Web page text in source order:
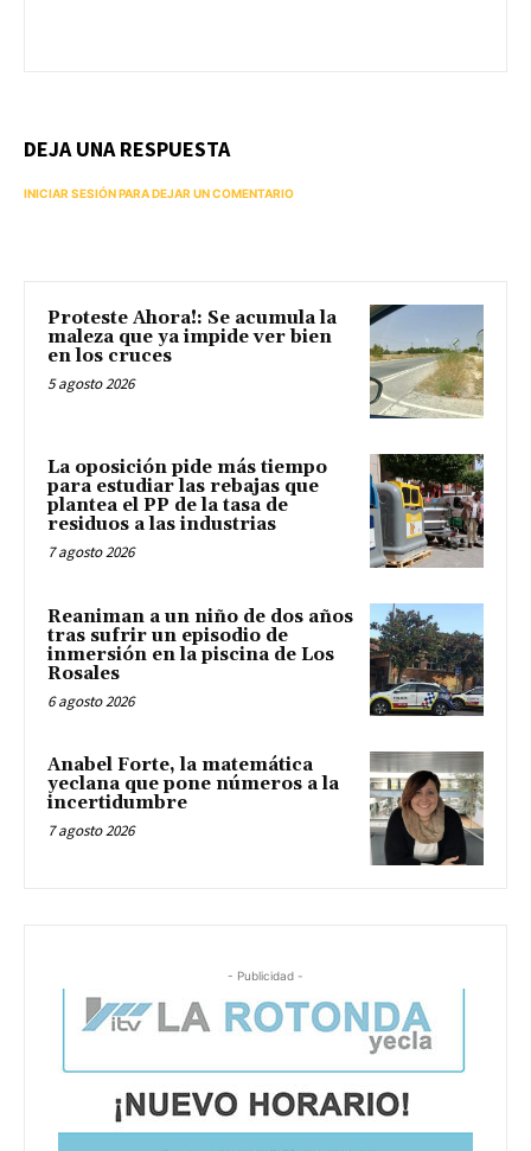
DEJA UNA RESPUESTA
INICIAR SESIÓN PARA DEJAR UN COMENTARIO
Proteste Ahora!: Se acumula la
maleza que ya impide ver bien
en los cruces
5 agosto 2026
La oposición pide más tiempo
para estudiar las rebajas que
plantea el PP de la tasa de
residuos a las industrias
7 agosto 2026
Reaniman a un niño de dos años
tras sufrir un episodio de
inmersión en la piscina de Los
Rosales
6 agosto 2026
Anabel Forte, la matemática
yeclana que pone números a la
incertidumbre
7 agosto 2026
- Publicidad -